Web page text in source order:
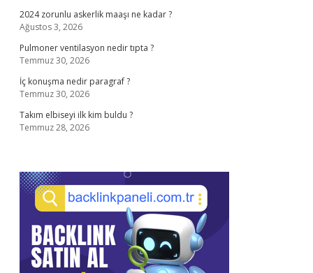
2024 zorunlu askerlik maaşı ne kadar ?
Ağustos 3, 2026
Pulmoner ventilasyon nedir tıpta ?
Temmuz 30, 2026
İç konuşma nedir paragraf ?
Temmuz 30, 2026
Takım elbiseyi ilk kim buldu ?
Temmuz 28, 2026